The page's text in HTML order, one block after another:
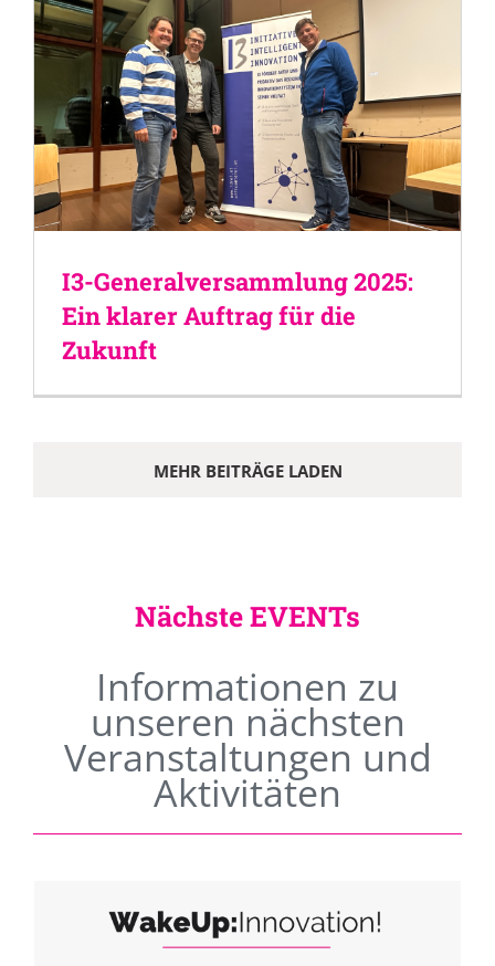
I3-Generalversammlung 2025:
Ein klarer Auftrag für die
Zukunft
MEHR BEITRÄGE LADEN
Nächste EVENTs
Informationen zu
unseren nächsten
Veranstaltungen und
Aktivitäten